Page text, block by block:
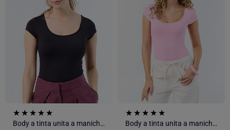
Body a tinta unita a maniche corte
Body a tinta unita a maniche corte